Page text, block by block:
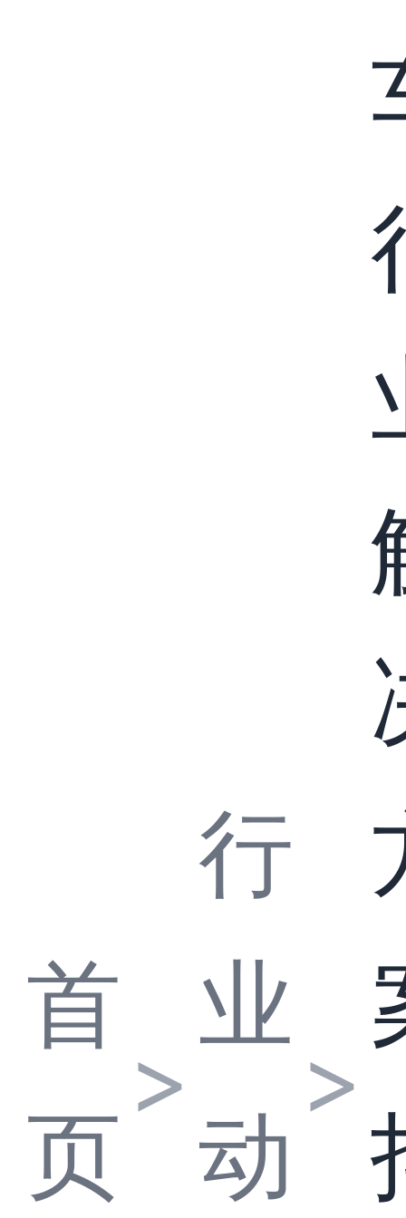
首
页
>
行
业
动
>